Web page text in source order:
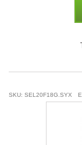
SKU: SEL20F18G.SYX